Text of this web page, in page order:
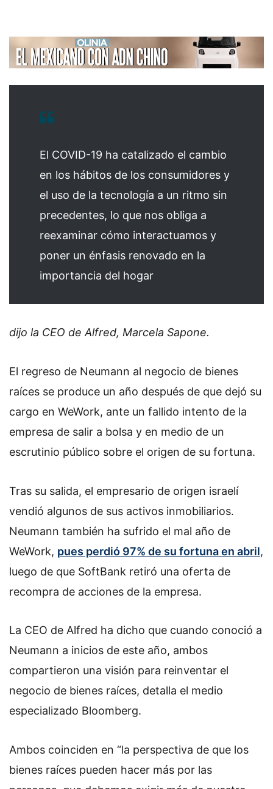
El COVID-19 ha catalizado el cambio
en los hábitos de los consumidores y
el uso de la tecnología a un ritmo sin
precedentes, lo que nos obliga a
reexaminar cómo interactuamos y
poner un énfasis renovado en la
importancia del hogar
dijo la CEO de Alfred, Marcela Sapone.
El regreso de Neumann al negocio de bienes
raíces se produce un año después de que dejó su
cargo en WeWork, ante un fallido intento de la
empresa de salir a bolsa y en medio de un
escrutinio público sobre el origen de su fortuna.
Tras su salida, el empresario de origen israelí
vendió algunos de sus activos inmobiliarios.
Neumann también ha sufrido el mal año de
WeWork, pues perdió 97% de su fortuna en abril,
luego de que SoftBank retiró una oferta de
recompra de acciones de la empresa.
La CEO de Alfred ha dicho que cuando conoció a
Neumann a inicios de este año, ambos
compartieron una visión para reinventar el
negocio de bienes raíces, detalla el medio
especializado Bloomberg.
Ambos coinciden en “la perspectiva de que los
bienes raíces pueden hacer más por las